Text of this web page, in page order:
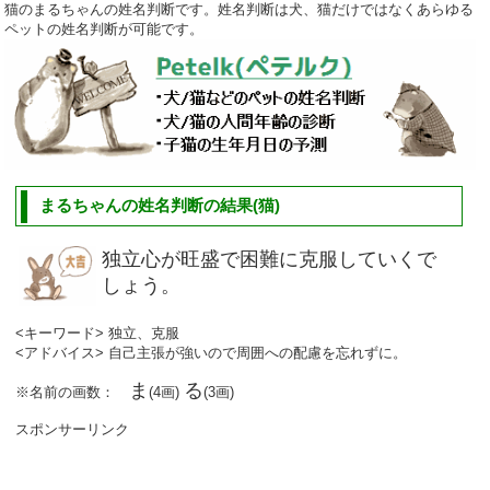
猫のまるちゃんの姓名判断です。姓名判断は犬、猫だけではなくあらゆる
ペットの姓名判断が可能です。
まるちゃんの姓名判断の結果(猫)
独立心が旺盛で困難に克服していくで
しょう。
<キーワード> 独立、克服
<アドバイス> 自己主張が強いので周囲への配慮を忘れずに。
※名前の画数： ま(4画) る(3画)
スポンサーリンク